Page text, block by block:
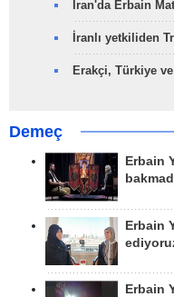
İran'da Erbain
İranlı yetkiliden
Erakçi, Türkiye
Demeç
Erbain
Erbain
Erbain